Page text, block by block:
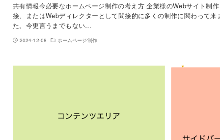
共有情報今必要なホームページ制作の考え方 企業様のWebサイト制
接、またはWebディレクターとして間接的に多くの制作に関わって来
た。今更言うまでもない…
2024-12-08 ホームページ制作